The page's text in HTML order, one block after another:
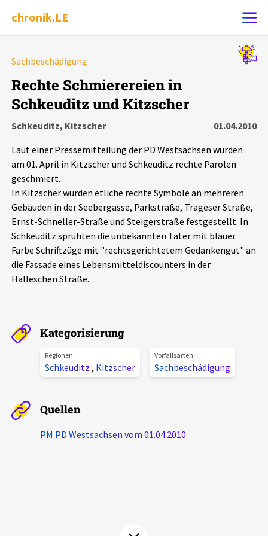
chronik.LE
Chronik
Leipziger Zustände
Schlaglichter
Phänomene
Aktuelles
Veranstaltungen
Pressemitteilungen
Projektbeschreibung
Kontakt
Unterstützer_innen
Sachbeschädigung
Rechte Schmierereien in
Schkeuditz und Kitzscher
Schkeuditz, Kitzscher
01.04.2010
Laut einer Pressemitteilung der PD Westsachsen wurden
am 01. April in Kitzscher und Schkeuditz rechte Parolen
geschmiert.
In Kitzscher wurden etliche rechte Symbole an mehreren
Gebäuden in der Seebergasse, Parkstraße, Trageser Straße,
Ernst-Schneller-Straße und Steigerstraße festgestellt. In
Schkeuditz sprühten die unbekannten Täter mit blauer
Farbe Schriftzüge mit "rechtsgerichtetem Gedankengut" an
die Fassade eines Lebensmitteldiscounters in der
Halleschen Straße.
Kategorisierung
Regionen
Schkeuditz , Kitzscher
Vorfallsarten
Sachbeschädigung
Quellen
PM PD Westsachsen vom 01.04.2010
Alle Ereignisse
Ereignisse
Ereignisse Statistik